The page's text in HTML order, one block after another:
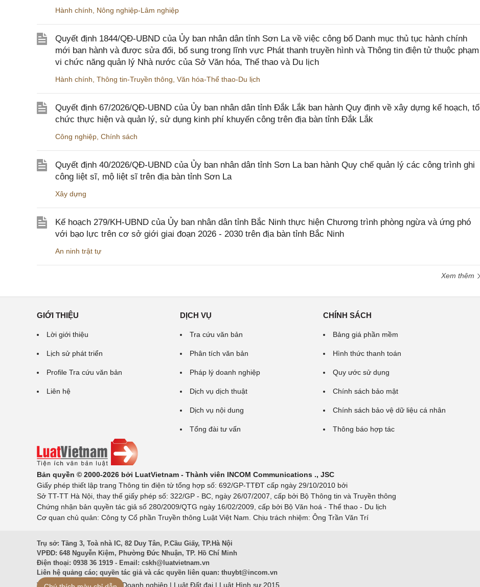
Hành chính Nông nghiệp-Lâm nghiệp
Quyết định 1844/QĐ-UBND của Ủy ban nhân dân tỉnh Sơn La về việc công bố Danh mục thủ tục hành chính
mới ban hành và được sửa đổi, bổ sung trong lĩnh vực Phát thanh truyền hình và Thông tin điện tử thuộc phạm
vi chức năng quản lý Nhà nước của Sở Văn hóa, Thể thao và Du lịch
Hành chính Thông tin-Truyền thông Văn hóa-Thể thao-Du lịch
Quyết định 67/2026/QĐ-UBND của Ủy ban nhân dân tỉnh Đắk Lắk ban hành Quy định về xây dựng kế hoạch, tổ
chức thực hiện và quản lý, sử dụng kinh phí khuyến công trên địa bàn tỉnh Đắk Lắk
Công nghiệp Chính sách
Quyết định 40/2026/QĐ-UBND của Ủy ban nhân dân tỉnh Sơn La ban hành Quy chế quản lý các công trình ghi
công liệt sĩ, mộ liệt sĩ trên địa bàn tỉnh Sơn La
Xây dựng
Kế hoạch 279/KH-UBND của Ủy ban nhân dân tỉnh Bắc Ninh thực hiện Chương trình phòng ngừa và ứng phó
với bạo lực trên cơ sở giới giai đoạn 2026 - 2030 trên địa bàn tỉnh Bắc Ninh
An ninh trật tự
Xem thêm
GIỚI THIỆU
Lời giới thiệu
Lịch sử phát triển
Profile Tra cứu văn bản
Liên hệ
DỊCH VỤ
Tra cứu văn bản
Phân tích văn bản
Pháp lý doanh nghiệp
Dịch vụ dịch thuật
Dịch vụ nội dung
Tổng đài tư vấn
CHÍNH SÁCH
Bảng giá phần mềm
Hình thức thanh toán
Quy ước sử dụng
Chính sách bảo mật
Chính sách bảo vệ dữ liệu cá nhân
Thông báo hợp tác
Bản quyền © 2000-2026 bởi LuatVietnam - Thành viên INCOM Communications ., JSC
Giấy phép thiết lập trang Thông tin điện tử tổng hợp số: 692/GP-TTĐT cấp ngày 29/10/2010 bởi
Sở TT-TT Hà Nội, thay thế giấy phép số: 322/GP - BC, ngày 26/07/2007, cấp bởi Bộ Thông tin và Truyền thông
Chứng nhận bản quyền tác giả số 280/2009/QTG ngày 16/02/2009, cấp bởi Bộ Văn hoá - Thể thao - Du lịch
Cơ quan chủ quản: Công ty Cổ phần Truyền thông Luật Việt Nam. Chịu trách nhiệm: Ông Trần Văn Trí
Trụ sở: Tầng 3, Toà nhà IC, 82 Duy Tân, P.Cầu Giấy, TP.Hà Nội
VPĐD: 648 Nguyễn Kiệm, Phường Đức Nhuận, TP. Hồ Chí Minh
Điện thoại: 0938 36 1919 - Email: cskh@luatvietnam.vn
Liên hệ quảng cáo; quyền tác giả và các quyền liên quan: thuybt@incom.vn
Văn Bản Pháp Luật|Luật Doanh nghiệp | Luật Đất đai | Luật Hình sự 2015